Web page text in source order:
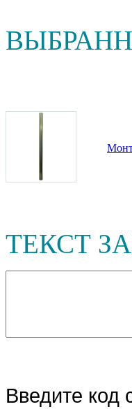
ТЕКСТ
Введите код